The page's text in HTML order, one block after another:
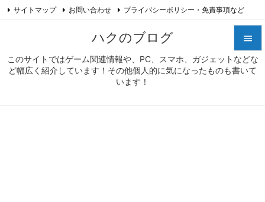
ハクのブログ
このサイトではゲーム関連情報や、PC、スマホ、ガジェットなどな
ど幅広く紹介しています！その他個人的に気になったものも書いて
います！


メニュ
サイド
サイトマップ お問い合わせ プライバシーポリシー・免責事項など